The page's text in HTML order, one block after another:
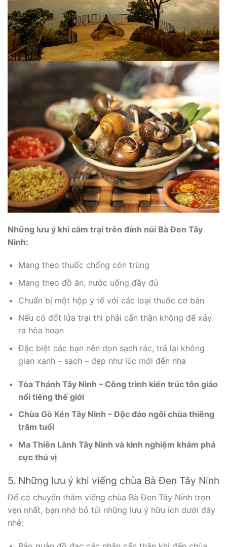
Những lưu ý khi cắm trại trên đỉnh núi Bà Đen Tây
Ninh:
Mang theo thuốc chống côn trùng
Mang theo đồ ăn, nước uống đầy đủ
Chuẩn bị một hộp y tế với các loại thuốc cơ bản
Nếu có đốt lửa trại thì phải cẩn thận không để xảy
ra hỏa hoạn
Đặc biệt các bạn nên dọn sạch rác, trả lại không
gian xanh – sạch – đẹp như lúc mới đến nha
Tòa Thánh Tây Ninh – Công trình kiến trúc tôn giáo
nổi tiếng thế giới
Chùa Gò Kén Tây Ninh – Độc đáo ngôi chùa thiêng
trăm tuổi
Ma Thiên Lãnh Tây Ninh và kinh nghiệm khám phá
cực thú vị
5. Những lưu ý khi viếng chùa Bà Đen Tây Ninh
Để có chuyến thăm viếng chùa Bà Đen Tây Ninh trọn
vẹn nhất, bạn nhớ bỏ túi những lưu ý hữu ích dưới đây
nhé: